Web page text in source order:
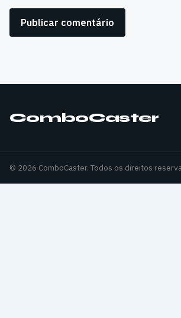
ComboCaster
© 2026 ComboCaster. Todos os direitos